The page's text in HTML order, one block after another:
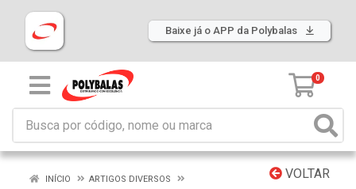
Baixe já o APP da Polybalas
0
VOLTAR
INÍCIO
ARTIGOS DIVERSOS